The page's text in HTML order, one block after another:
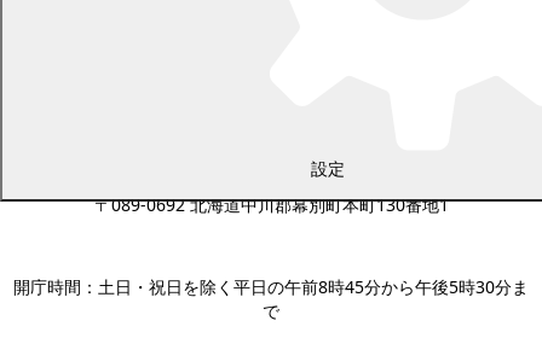
設定
〒089-0692 北海道中川郡幕別町本町130番地1
開庁時間：土日・祝日を除く平日の午前8時45分から午後5時30分ま
で